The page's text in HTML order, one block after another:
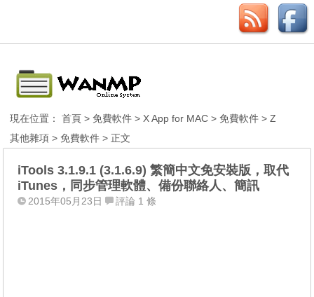
現在位置：首頁 >免費軟件 > X App for MAC >免費軟件 >Z
其他雜項 >免費軟件 > 正文
iTools 3.1.9.1 (3.1.6.9) 繁簡中文免安裝版，取代
iTunes，同步管理軟體、備份聯絡人、簡訊
2015年05月23日 評論 1 條